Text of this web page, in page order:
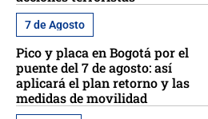
7 de Agosto
Pico y placa en Bogotá por el
puente del 7 de agosto: así
aplicará el plan retorno y las
medidas de movilidad